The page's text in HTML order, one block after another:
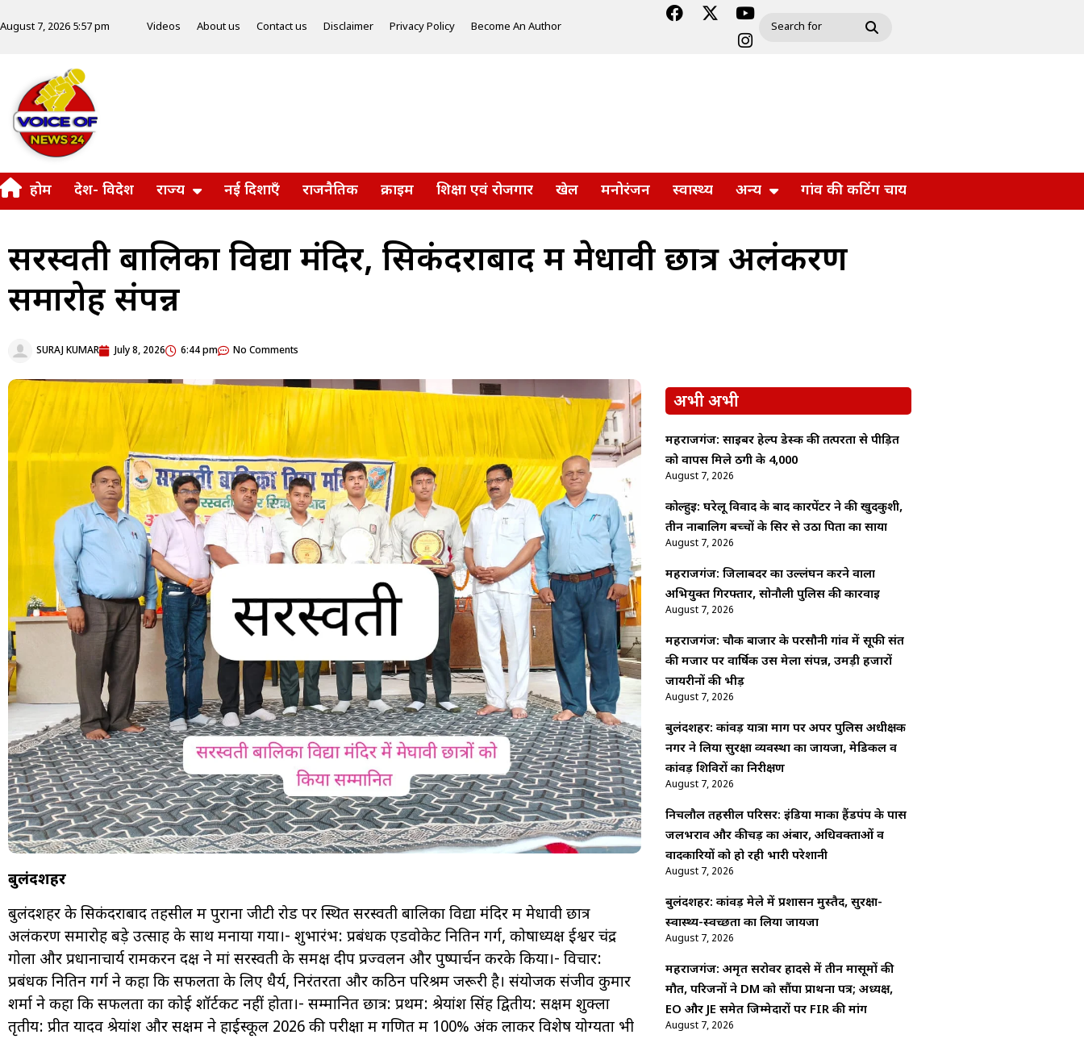
August 7, 2026 5:57 pm Videos About us Contact us Disclaimer Privacy Policy Become An Author
होम देश- विदेश राज्य नई दिशाएँ राजनैतिक क्राइम शिक्षा एवं रोजगार खेल मनोरंजन स्वास्थ्य अन्य गांव की कटिंग चाय
सरस्वती बालिका विद्या मंदिर, सिकंदराबाद में मेधावी छात्र अलंकरण
समारोह संपन्न
SURAJ KUMAR July 8, 2026 6:44 pm No Comments
बुलंदशहर
बुलंदशहर के सिकंदराबाद तहसील में पुराना जीटी रोड पर स्थित सरस्वती बालिका विद्या मंदिर में मेधावी छात्र
अलंकरण समारोह बड़े उत्साह के साथ मनाया गया।- शुभारंभ: प्रबंधक एडवोकेट नितिन गर्ग, कोषाध्यक्ष ईश्वर चंद्र
गोला और प्रधानाचार्य रामकरन दक्ष ने मां सरस्वती के समक्ष दीप प्रज्वलन और पुष्पार्चन करके किया।- विचार:
प्रबंधक नितिन गर्ग ने कहा कि सफलता के लिए धैर्य, निरंतरता और कठिन परिश्रम जरूरी है। संयोजक संजीव कुमार
शर्मा ने कहा कि सफलता का कोई शॉर्टकट नहीं होता।- सम्मानित छात्र: प्रथम: श्रेयांश सिंह द्वितीय: सक्षम शुक्ला
तृतीय: प्रीत यादव श्रेयांश और सक्षम ने हाईस्कूल 2026 की परीक्षा में गणित में 100% अंक लाकर विशेष योग्यता भी
अभी अभी
महराजगंज: साइबर हेल्प डेस्क की तत्परता से पीड़ित
को वापस मिले ठगी के ₹4,000
August 7, 2026
कोल्हुई: घरेलू विवाद के बाद कारपेंटर ने की खुदकुशी,
तीन नाबालिग बच्चों के सिर से उठा पिता का साया
August 7, 2026
महराजगंज: जिलाबदर का उल्लंघन करने वाला
अभियुक्त गिरफ्तार, सोनौली पुलिस की कार्रवाई
August 7, 2026
महराजगंज: चौक बाजार के परसौनी गांव में सूफी संत
की मजार पर वार्षिक उर्स मेला संपन्न, उमड़ी हजारों
जायरीनों की भीड़
August 7, 2026
बुलंदशहर: कांवड़ यात्रा मार्ग पर अपर पुलिस अधीक्षक
नगर ने लिया सुरक्षा व्यवस्था का जायजा, मेडिकल व
कांवड़ शिविरों का निरीक्षण
August 7, 2026
निचलौल तहसील परिसर: इंडिया मार्का हैंडपंप के पास
जलभराव और कीचड़ का अंबार, अधिवक्ताओं व
वादकारियों को हो रही भारी परेशानी
August 7, 2026
बुलंदशहर: कांवड़ मेले में प्रशासन मुस्तैद, सुरक्षा-
स्वास्थ्य-स्वच्छता का लिया जायजा
August 7, 2026
महराजगंज: अमृत सरोवर हादसे में तीन मासूमों की
मौत, परिजनों ने DM को सौंपा प्रार्थना पत्र; अध्यक्ष,
EO और JE समेत जिम्मेदारों पर FIR की मांग
August 7, 2026